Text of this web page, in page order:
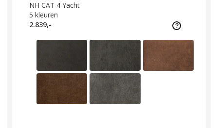
NH CAT 4 Yacht
5 kleuren
2.839,-